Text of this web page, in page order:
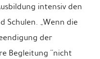
intensiv den
Schulen. „Wenn die
der
Begleitung ´´nicht